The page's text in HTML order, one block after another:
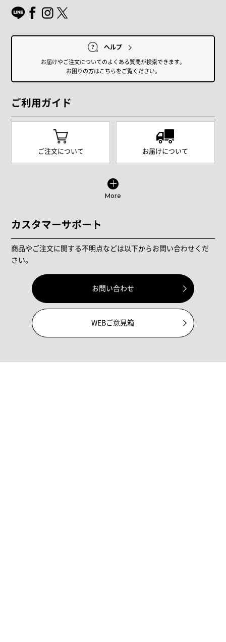
ヘルプ
お届けやご注文についてのよくある質問が検索できます。
お困りの方はこちらをご覧ください。
ご利用ガイド
ご注文について お届けについて
More
カスタマーサポート
商品やご注文に関する不明点などは以下からお問い合わせくだ
さい。
お問い合わせ
WEBご意見箱